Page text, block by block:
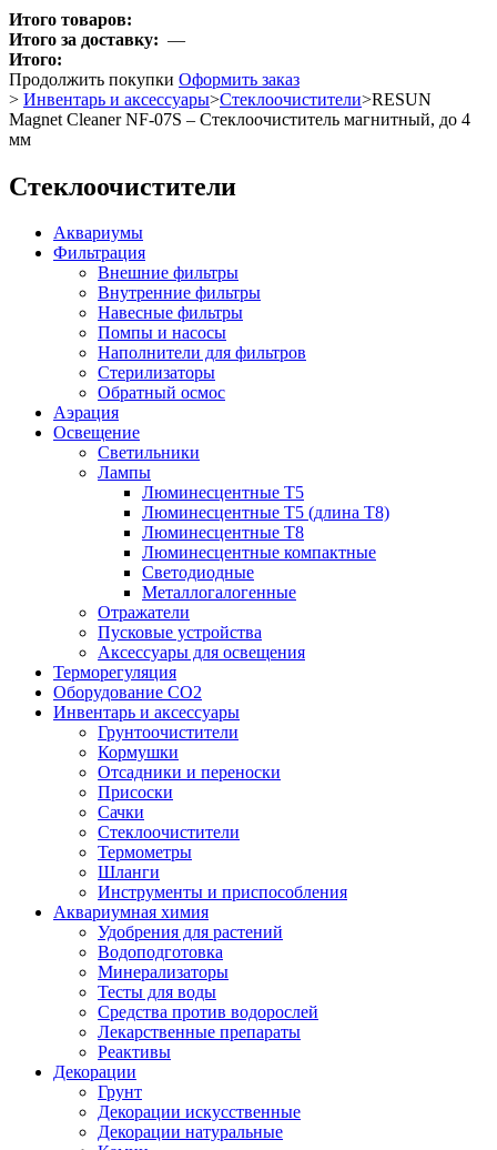
Итого товаров:
Итого за доставку: —
Итого:
Продолжить покупки Оформить заказ
> Инвентарь и аксессуары>Стеклоочистители>RESUN
Magnet Cleaner NF-07S – Стеклоочиститель магнитный, до 4
мм
Стеклоочистители
Аквариумы
Фильтрация
Внешние фильтры
Внутренние фильтры
Навесные фильтры
Помпы и насосы
Наполнители для фильтров
Стерилизаторы
Обратный осмос
Аэрация
Освещение
Светильники
Лампы
Люминесцентные T5
Люминесцентные T5 (длина T8)
Люминесцентные T8
Люминесцентные компактные
Светодиодные
Металлогалогенные
Отражатели
Пусковые устройства
Аксессуары для освещения
Терморегуляция
Оборудование CO2
Инвентарь и аксессуары
Грунтоочистители
Кормушки
Отсадники и переноски
Присоски
Сачки
Стеклоочистители
Термометры
Шланги
Инструменты и приспособления
Аквариумная химия
Удобрения для растений
Водоподготовка
Минерализаторы
Тесты для воды
Средства против водорослей
Лекарственные препараты
Реактивы
Декорации
Грунт
Декорации искусственные
Декорации натуральные